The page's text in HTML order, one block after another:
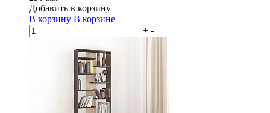
Добавить в корзину
В корзину В корзине
+ -